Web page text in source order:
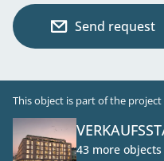
Send request
This object is part of the project
Hauptplatz
43 more